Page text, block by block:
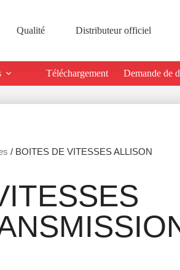
Qualité Distributeur officiel
Téléchargement Demande de
/ BOITES DE VITESSES ALLISON